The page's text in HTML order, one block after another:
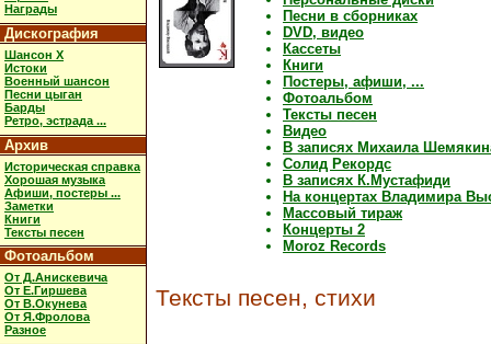
Награды
Дискография
Шансон X
Истоки
Военный шансон
Песни цыган
Барды
Ретро, эстрада ...
Архив
Историческая справка
Хорошая музыка
Афиши, постеры ...
Заметки
Книги
Тексты песен
Фотоальбом
От Д.Анискевича
От Е.Гиршева
От В.Окунева
От Я.Фролова
Разное
Песни в сборниках
DVD, видео
Кассеты
Книги
Постеры, афиши, ...
Фотоальбом
Тексты песен
Видео
В записях Михаила
Солид Рекордс
В записях К.Мустафиди
На концертах Владимира
Массовый тираж
Концерты 2
Moroz Records
Тексты песен, стихи